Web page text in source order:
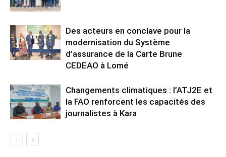
Des acteurs en conclave pour la
modernisation du Système
d’assurance de la Carte Brune
CEDEAO à Lomé
Changements climatiques : l’ATJ2E et
la FAO renforcent les capacités des
journalistes à Kara